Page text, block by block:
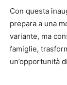
Con questa
prepara a una
variante, ma
famiglie,
un’opportunità